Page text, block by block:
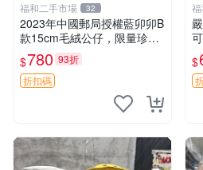
福和二手市場 32
2023年中國郵局授權藍卯卯B
款15cm毛絨公仔，限量珍藏
版 毛絨玩具 新年禮品 藍卯卯
限量版 15cm
$780 93折
折扣碼
$